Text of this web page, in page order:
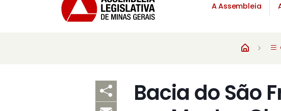
A Assembleia
Bacia do São